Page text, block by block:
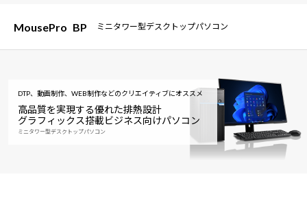
ノートPC
サーバー
ワークステーション
NEXTGEAR
MousePro
クリエイティブ向け
学習向けパソコン
おすすめ目玉パソコン
今イチオシのパソコンをピ
Windows 11|Copilot+ PC
MousePro BP ミニタワー型デスクトップパソコン
DTP、動画制作、WEB制作などのクリエイティブにオススメ
高品質を実現する優れた排熱設計
グラフィックス搭載ビジネス向けパソコン
ミニタワー型デスクトップパソコン